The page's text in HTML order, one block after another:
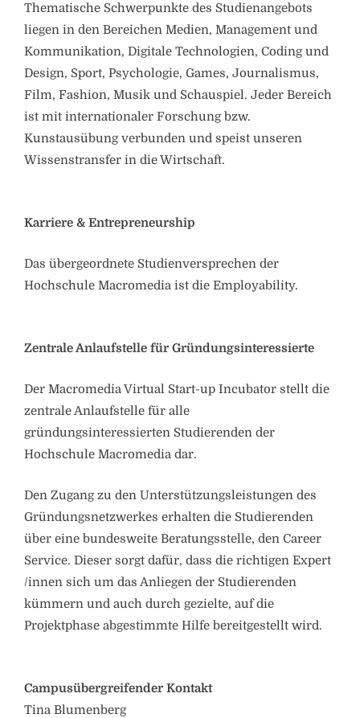
Thematische Schwerpunkte des Studienangebots
liegen in den Bereichen Medien, Management und
Kommunikation, Digitale Technologien, Coding und
Design, Sport, Psychologie, Games, Journalismus,
Film, Fashion, Musik und Schauspiel. Jeder Bereich
ist mit internationaler Forschung bzw.
Kunstausübung verbunden und speist unseren
Wissenstransfer in die Wirtschaft.
Karriere & Entrepreneurship
Das übergeordnete Studienversprechen der
Hochschule Macromedia ist die Employability.
Zentrale Anlaufstelle für Gründungsinteressierte
Der Macromedia Virtual Start-up Incubator stellt die
zentrale Anlaufstelle für alle
gründungsinteressierten Studierenden der
Hochschule Macromedia dar.
Den Zugang zu den Unterstützungsleistungen des
Gründungsnetzwerkes erhalten die Studierenden
über eine bundesweite Beratungsstelle, den Career
Service. Dieser sorgt dafür, dass die richtigen Expert
/innen sich um das Anliegen der Studierenden
kümmern und auch durch gezielte, auf die
Projektphase abgestimmte Hilfe bereitgestellt wird.
Campusübergreifender Kontakt
Tina Blumenberg